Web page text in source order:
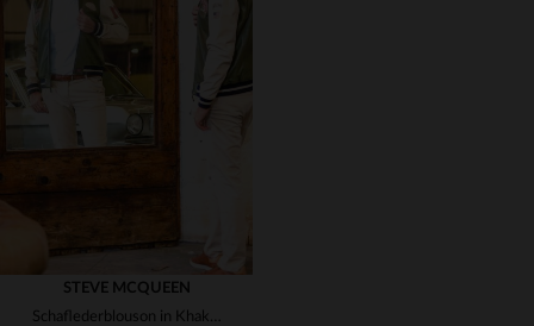
STEVE MCQUEEN
Schaflederblouson in Khaki - leicht und inspiriert vom "Cooler King".